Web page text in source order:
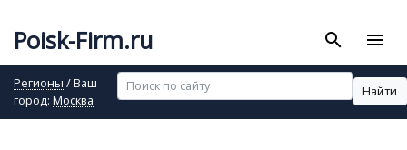
Poisk-Firm.ru search menu
Регионы / Ваш
город: Москва
Найти